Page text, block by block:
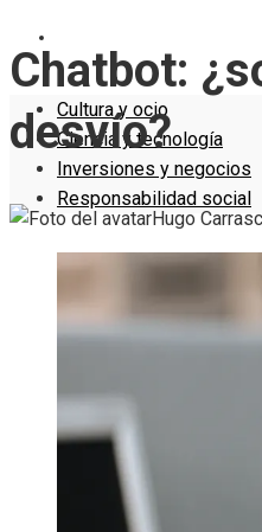
Cultura y ocio
Ciencia y tecnología
Inversiones y negocios
Responsabilidad social
Chatbot:
desvío?
Hugo